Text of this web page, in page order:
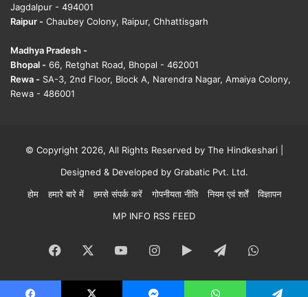
Jagdalpur - 494001
Raipur - Chaubey Colony, Raipur, Chhattisgarh
Madhya Pradesh -
Bhopal - 66, Retghat Road, Bhopal - 462001
Rewa - SA-3, 2nd Floor, Block A, Narendra Nagar, Amaiya Colony,
Rewa - 486001
© Copyright 2026, All Rights Reserved by The Hindkeshari |
Designed & Developed by Grabatic Pvt. Ltd.
होम
हमारे बारे में हमसे संपर्क करें गोपनीयता नीति नियम एवं शर्तें
विज्ञापन
MP INFO RSS FEED
Facebook YouTubeInstagram
Google
Play
Telegram